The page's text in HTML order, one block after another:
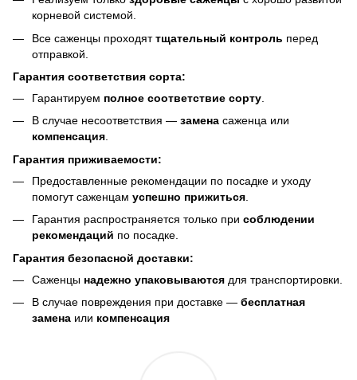
корневой системой.
Все саженцы проходяттщательный контроль перед
отправкой.
Гарантия соответствия сорта:
Гарантируем полное соответствие сорту
В случае несоответствия — замена саженца или
компенсация.
Гарантия приживаемости:
Предоставленные рекомендации по посадке и уходу
помогут саженцам успешно прижиться
Гарантия распространяется только при соблюдении
рекомендаций по посадке.
Гарантия безопасной доставки:
Саженцы надежно упаковываются для транспортировки.
В случае повреждения при доставке — бесплатная
замена или компенсация